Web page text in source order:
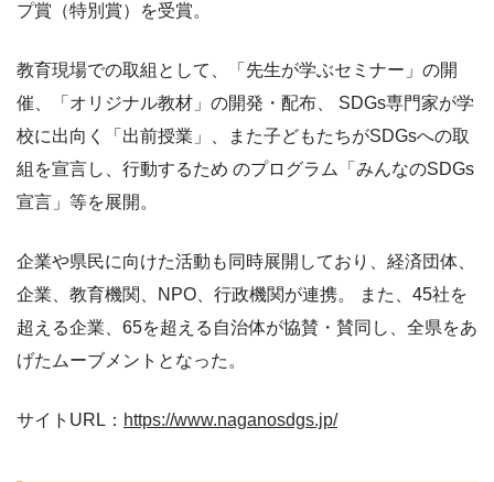
プ賞（特別賞）を受賞。
教育現場での取組として、「先生が学ぶセミナー」の開
催、「オリジナル教材」の開発・配布、 SDGs専門家が学
校に出向く「出前授業」、また子どもたちがSDGsへの取
組を宣言し、行動するため のプログラム「みんなのSDGs
宣言」等を展開。
企業や県民に向けた活動も同時展開しており、経済団体、
企業、教育機関、NPO、行政機関が連携。 また、45社を
超える企業、65を超える自治体が協賛・賛同し、全県をあ
げたムーブメントとなった。
サイトURL： https://www.naganosdgs.jp/